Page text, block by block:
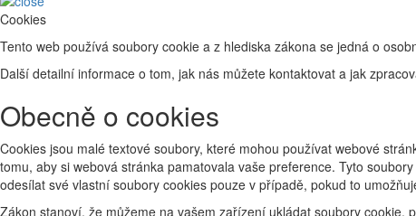
Cookies
Tento web používá soubory cookie a z hlediska zákona se jedná o
Další detailní informace o tom, jak nás můžete kontaktovat a jak
Obecně o cookies
Cookies jsou malé textové soubory, které mohou používat webové
tomu, aby si webová stránka pamatovala vaše preference. Tyto
odesílat své vlastní soubory cookies pouze v případě, pokud to
Zákon stanoví, že můžeme na vašem zařízení ukládat soubory cookie,